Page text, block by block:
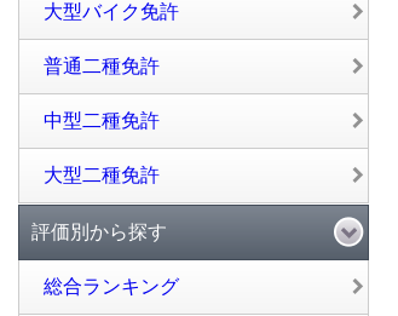
大型バイク免許
普通二種免許
中型二種免許
大型二種免許
評価別から探す
総合ランキング